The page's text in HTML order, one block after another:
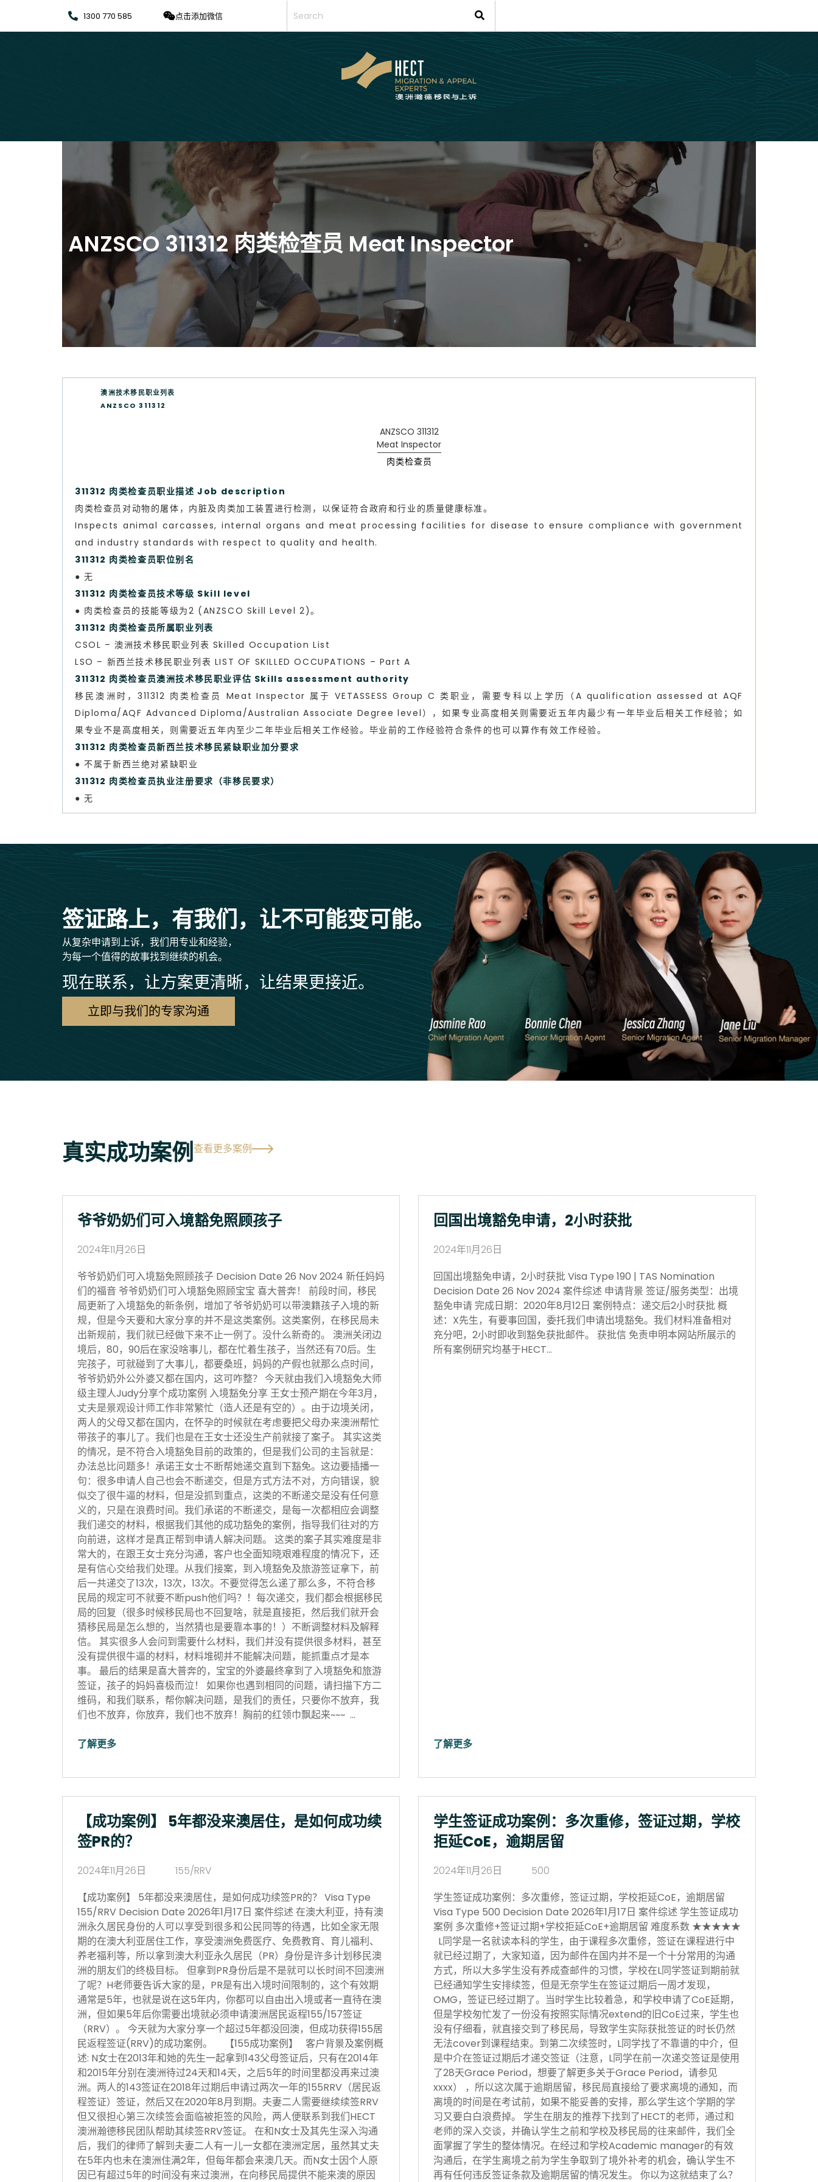
1300 770 585 点击添加微信
ANZSCO 311312 肉类检查员 Meat Inspector
澳洲技术移民职业列表
ANZSCO 311312
ANZSCO 311312
Meat Inspector
肉类检查员
311312 肉类检查员职业描述 Job description
肉类检查员对动物的屠体，内脏及肉类加工装置进行检测，以保证符合政府和行业的质量健康标准。
Inspects animal carcasses, internal organs and meat processing facilities for disease to ensure compliance with government
and industry standards with respect to quality and health.
311312 肉类检查员职位别名
● 无
311312 肉类检查员技术等级 Skill level
● 肉类检查员的技能等级为2 (ANZSCO Skill Level 2)。
311312 肉类检查员所属职业列表
CSOL – 澳洲技术移民职业列表 Skilled Occupation List
LSO – 新西兰技术移民职业列表 LIST OF SKILLED OCCUPATIONS – Part A
311312 肉类检查员澳洲技术移民职业评估 Skills assessment authority
移民澳洲时，311312 肉类检查员 Meat Inspector 属于 VETASSESS Group C 类职业，需要专科以上学历（A qualification assessed at AQF
Diploma/AQF Advanced Diploma/Australian Associate Degree level），如果专业高度相关则需要近五年内最少有一年毕业后相关工作经验；如
果专业不是高度相关，则需要近五年内至少二年毕业后相关工作经验。毕业前的工作经验符合条件的也可以算作有效工作经验。
311312 肉类检查员新西兰技术移民紧缺职业加分要求
● 不属于新西兰绝对紧缺职业
311312 肉类检查员执业注册要求（非移民要求）
● 无
签证路上，有我们，让不可能变可能。
从复杂申请到上诉，我们用专业和经验，
为每一个值得的故事找到继续的机会。
现在联系，让方案更清晰，让结果更接近。
立即与我们的专家沟通
真实成功案例查看更多案例
爷爷奶奶们可入境豁免照顾孩子
2024年11月26日
爷爷奶奶们可入境豁免照顾孩子 Decision Date 26 Nov 2024 新任妈妈
们的福音 爷爷奶奶们可入境豁免照顾宝宝 喜大普奔！ 前段时间，移民
局更新了入境豁免的新条例，增加了爷爷奶奶可以带澳籍孩子入境的新
规，但是今天要和大家分享的并不是这类案例。这类案例，在移民局未
出新规前，我们就已经做下来不止一例了。没什么新奇的。 澳洲关闭边
境后，80，90后在家没啥事儿，都在忙着生孩子，当然还有70后。生
完孩子，可就碰到了大事儿，都要桑班，妈妈的产假也就那么点时间，
爷爷奶奶外公外婆又都在国内，这可咋整？ 今天就由我们入境豁免大师
级主理人Judy分享个成功案例 入境豁免分享 王女士预产期在今年3月，
丈夫是景观设计师工作非常繁忙（造人还是有空的）。由于边境关闭，
两人的父母又都在国内，在怀孕的时候就在考虑要把父母办来澳洲帮忙
带孩子的事儿了。我们也是在王女士还没生产前就接了案子。 其实这类
的情况，是不符合入境豁免目前的政策的，但是我们公司的主旨就是：
办法总比问题多！承诺王女士不断帮她递交直到下豁免。这边要插播一
句：很多申请人自己也会不断递交，但是方式方法不对，方向错误，貌
似交了很牛逼的材料，但是没抓到重点，这类的不断递交是没有任何意
义的，只是在浪费时间。我们承诺的不断递交，是每一次都相应会调整
我们递交的材料，根据我们其他的成功豁免的案例，指导我们往对的方
向前进，这样才是真正帮到申请人解决问题。 这类的案子其实难度是非
常大的，在跟王女士充分沟通，客户也全面知晓艰难程度的情况下，还
是有信心交给我们处理。从我们接案，到入境豁免及旅游签证拿下，前
后一共递交了13次，13次，13次。不要觉得怎么递了那么多，不符合移
民局的规定可不就要不断push他们吗？！每次递交，我们都会根据移民
局的回复（很多时候移民局也不回复啥，就是直接拒，然后我们就开会
猜移民局是怎么想的，当然猜也是要靠本事的！）不断调整材料及解释
信。 其实很多人会问到需要什么材料，我们并没有提供很多材料，甚至
没有提供很牛逼的材料，材料堆砌并不能解决问题，能抓重点才是本
事。 最后的结果是喜大普奔的，宝宝的外婆最终拿到了入境豁免和旅游
签证，孩子的妈妈喜极而泣！ 如果你也遇到相同的问题，请扫描下方二
维码，和我们联系，帮你解决问题，是我们的责任，只要你不放弃，我
们也不放弃，你放弃，我们也不放弃！胸前的红领巾飘起来~~~ …
了解更多
回国出境豁免申请，2小时获批
2024年11月26日
回国出境豁免申请，2小时获批 Visa Type 190 | TAS Nomination
Decision Date 26 Nov 2024 案件综述 申请背景 签证/服务类型：出境
豁免申请 完成日期：2020年8月12日 案例特点：递交后2小时获批 概
述：X先生，有要事回国，委托我们申请出境豁免。我们材料准备相对
充分吧，2小时即收到豁免获批邮件。 获批信 免责申明本网站所展示的
所有案例研究均基于HECT…
了解更多
【成功案例】 5年都没来澳居住，是如何成功续
签PR的？
2024年11月26日
155/RRV
【成功案例】 5年都没来澳居住，是如何成功续签PR的？ Visa Type
155/RRV Decision Date 2026年1月17日 案件综述 在澳大利亚，持有澳
洲永久居民身份的人可以享受到很多和公民同等的待遇，比如全家无限
期的在澳大利亚居住工作，享受澳洲免费医疗、免费教育、育儿福利、
养老福利等，所以拿到澳大利亚永久居民（PR）身份是许多计划移民澳
洲的朋友们的终极目标。 但拿到PR身份后是不是就可以长时间不回澳洲
了呢？H老师要告诉大家的是，PR是有出入境时间限制的，这个有效期
通常是5年，也就是说在这5年内，你都可以自由出入境或者一直待在澳
洲，但如果5年后你需要出境就必须申请澳洲居民返程155/157签证
（RRV）。 今天就为大家分享一个超过5年都没回澳，但成功获得155居
民返程签证(RRV)的成功案例。 【155成功案例】 客户背景及案例概
述: N女士在2013年和她的先生一起拿到143父母签证后，只有在2014年
和2015年分别在澳洲待过24天和14天，之后5年的时间里都没再来过澳
洲。两人的143签证在2018年过期后申请过两次一年的155RRV（居民返
程签证）签证，然后又在2020年8月到期。夫妻二人需要继续续签RRV
但又很担心第三次续签会面临被拒签的风险，两人便联系到我们HECT
澳洲瀚德移民团队帮助其续签RRV签证。 在和N女士及其先生深入沟通
后，我们的律师了解到夫妻二人有一儿一女都在澳洲定居，虽然其丈夫
在5年内也未在澳洲住满2年，但每年都会来澳几天。而N女士因个人原
因已有超过5年的时间没有来过澳洲，在向移民局提供不能来澳的原因
学生签证成功案例：多次重修，签证过期，学校
拒延CoE，逾期居留
2024年11月26日
500
学生签证成功案例：多次重修，签证过期，学校拒延CoE，逾期居留
Visa Type 500 Decision Date 2026年1月17日 案件综述 学生签证成功
案例 多次重修+签证过期+学校拒延CoE+逾期居留 难度系数 ★★★★★
L同学是一名就读本科的学生，由于课程多次重修，签证在课程进行中
就已经过期了，大家知道，因为邮件在国内并不是一个十分常用的沟通
方式，所以大多学生没有养成查邮件的习惯，学校在L同学签证到期前就
已经通知学生安排续签，但是无奈学生在签证过期后一周才发现，
OMG，签证已经过期了。当时学生比较着急，和学校申请了CoE延期，
但是学校匆忙发了一份没有按照实际情况extend的旧CoE过来，学生也
没有仔细看，就直接交到了移民局，导致学生实际获批签证的时长仍然
无法cover到课程结束。到第二次续签时，L同学找了不靠谱的中介，但
是中介在签证过期后才递交签证（注意，L同学在前一次递交签证是使用
了28天Grace Period，想要了解更多关于Grace Period，请参见
xxxx） ，所以这次属于逾期居留，移民局直接给了要求离境的通知，而
离境的时间是在考试前，如果不能妥善的安排，那么学生这个学期的学
习又要白白浪费掉。 学生在朋友的推荐下找到了HECT的老师，通过和
老师的深入交谈，并确认学生之前和学校及移民局的往来邮件，我们全
面掌握了学生的整体情况。在经过和学校Academic manager的有效
沟通后，在学生离境之前为学生争取到了境外补考的机会，确认学生不
再有任何违反签证条款及逾期居留的情况发生。 你以为这就结束了么？